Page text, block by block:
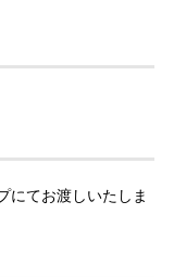
にてお渡しいたしま